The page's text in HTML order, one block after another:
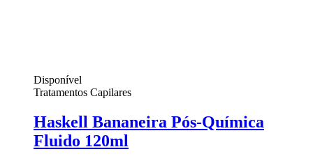
Disponível
Tratamentos Capilares
Haskell Bananeira Pós-Química
Fluido 120ml